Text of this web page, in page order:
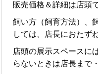
販売価格＆詳細は店頭
飼い方（飼育方法）、
しては、店長におたず
店頭の展示スペースに
らないときは店長まで